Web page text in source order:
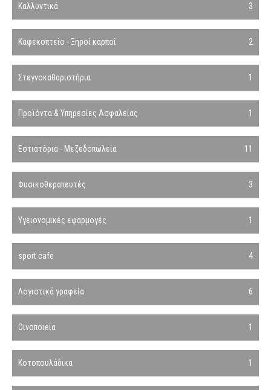
Καλλυντικά 3
Καφεκοπτείο - Ξηροί καρποί 2
Στεγνοκαθαριστήρια 1
Προϊόντα & Υπηρεσίες Ασφαλείας 1
Εστιατόρια - Μεζεδοπωλεία 11
Φυσικοθεραπευτές 3
Υγειονομικές εφαρμογές 1
sport cafe 4
Λογιστικά γραφεία 6
Οινοποιεία 1
Κοτοπουλάδικα 1